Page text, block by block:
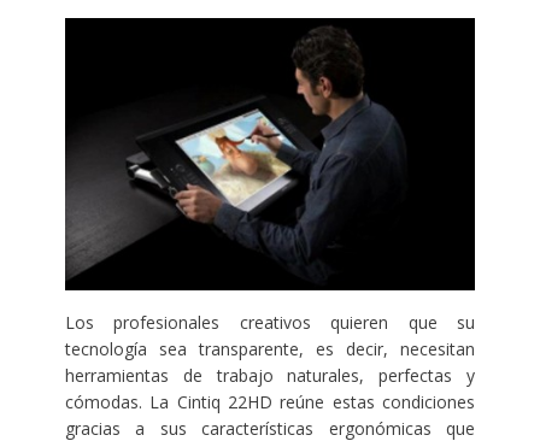
Los profesionales creativos quieren que su
tecnología sea transparente, es decir, necesitan
herramientas de trabajo naturales, perfectas y
cómodas. La Cintiq 22HD reúne estas condiciones
gracias a sus características ergonómicas que